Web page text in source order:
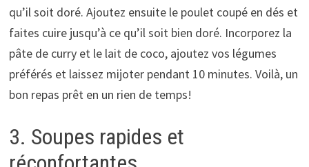
qu’il soit doré. Ajoutez ensuite le poulet coupé en dés et
faites cuire jusqu’à ce qu’il soit bien doré. Incorporez la
pâte de curry et le lait de coco, ajoutez vos légumes
préférés et laissez mijoter pendant 10 minutes. Voilà, un
bon repas prêt en un rien de temps!
3. Soupes rapides et